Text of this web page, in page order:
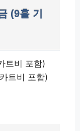
(9홀 기
트비 포함)
트비 포함)